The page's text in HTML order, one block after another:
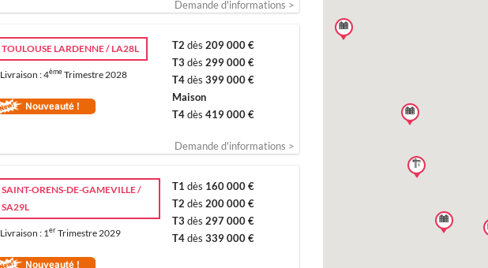
Demande d'informations >
TOULOUSE LARDENNE / LA28L
Livraison : 4èmeTrimestre 2028
T2 dès 209 000 €
T3 dès 299 000 €
T4dès 399 000 €
Maison
T4dès 419 000 €
Demande d'informations >
SAINT-ORENS-DE-GAMEVILLE /
SA29L
Livraison : 1erTrimestre 2029
T1 dès 160 000 €
T2 dès 200 000 €
T3 dès 297 000 €
T4dès 339 000 €